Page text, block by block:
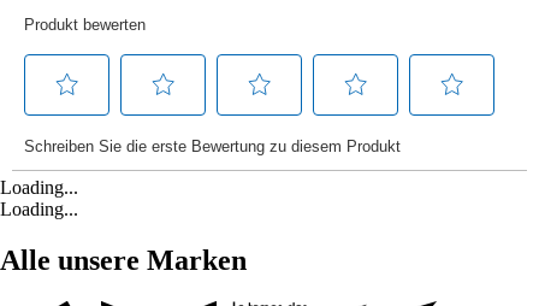
Loading...
Loading...
Alle unsere Marken